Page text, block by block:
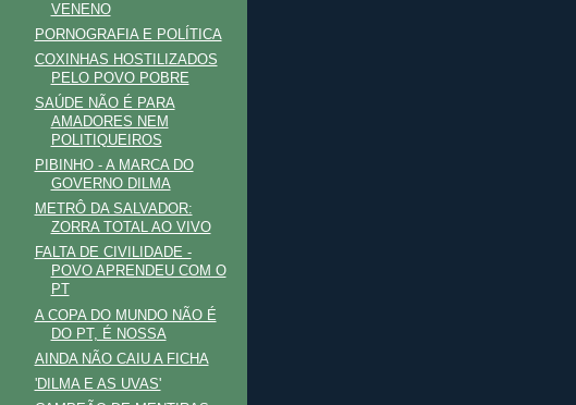
VENENO
PORNOGRAFIA E POLÍTICA
COXINHAS HOSTILIZADOS
PELO POVO POBRE
SAÚDE NÃO É PARA
AMADORES NEM
POLITIQUEIROS
PIBINHO - A MARCA DO
GOVERNO DILMA
METRÔ DA SALVADOR:
ZORRA TOTAL AO VIVO
FALTA DE CIVILIDADE -
POVO APRENDEU COM O
PT
A COPA DO MUNDO NÃO É
DO PT, É NOSSA
AINDA NÃO CAIU A FICHA
'DILMA E AS UVAS'